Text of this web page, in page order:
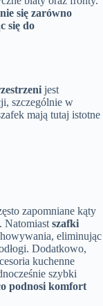
się zarówno
się do
jest
szczególnie w
mają tutaj istotne
zapomniane kąty
Natomiastszafki
eliminując
Dodatkowo,
kuchenne
szybki
podnosi komfort